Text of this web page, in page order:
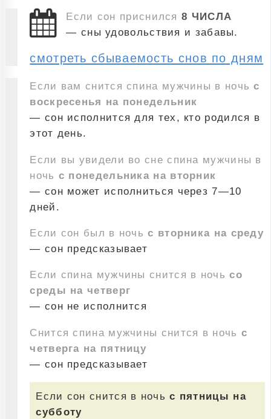
Если сон приснился 8 ЧИСЛА
— сны удовольствия и забавы.
смотреть сбываемость снов по дням
Если вам снится спина мужчины в ночьс
воскресенья на понедельник
— сон исполнится для тех, кто родился в
этот день.
Если вы увидели во сне спина мужчины в
ночь с понедельника на вторник
— сон может исполниться через 7—10
дней.
Если сон был в ночьс вторника на среду
— сон предсказывает
Если спина мужчины снится в ночьсо
среды на четверг
— сон не исполнится
Снится спина мужчины снится в ночь с
четверга на пятницу
— сон предсказывает
Если сон снится в ночьс пятницы на
субботу